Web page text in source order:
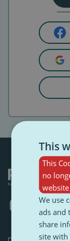
Otvorí
sa
Otvorí
novej
Otvorí
sa
v
novej
sa
This
This
no
We use
ads and
share
site with